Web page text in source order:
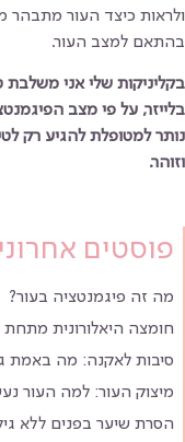
ולראות כיצד העור מתבהר
בהתאם למצב העור.
בלייזר, על פי מצב
נותר למטופלת להגיע רק
וזוהר.
פוסטים
מה זה פיגמנטציה בעור?
חומצה היאלורונית מתחת
סיבות לאקנה: מה באמת
מיצוק העור: למה העור
הסרת שיער בפנים ללא